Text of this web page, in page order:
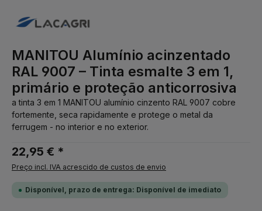
MANITOU Alumínio acinzentado
RAL 9007 – Tinta esmalte 3 em 1,
primário e proteção anticorrosiva
a tinta 3 em 1 MANITOU alumínio cinzento RAL 9007 cobre
fortemente, seca rapidamente e protege o metal da
ferrugem - no interior e no exterior.
22,95 € *
Preço incl. IVA acrescido de custos de envio
Disponível, prazo de entrega: Disponível de imediato